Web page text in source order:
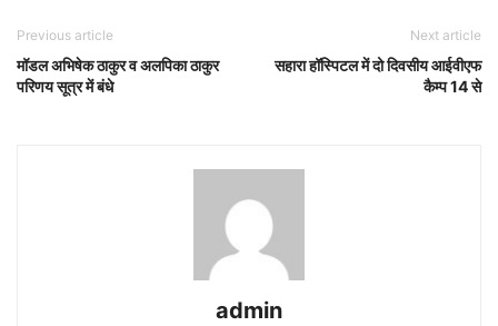
Previous article
मॉडल अभिषेक ठाकुर व अलपिका ठाकुर
परिणय सूत्र में बंधे
Next article
सहारा हॉस्पिटल में दो दिवसीय आईवीएफ
कैम्प 14 से
admin